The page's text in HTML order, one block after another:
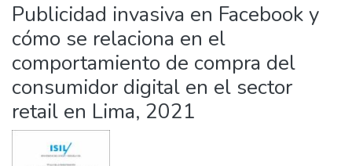
Documentos ▾
Publicidad invasiva en Facebook y
cómo se relaciona en el
comportamiento de compra del
consumidor digital en el sector
retail en Lima, 2021